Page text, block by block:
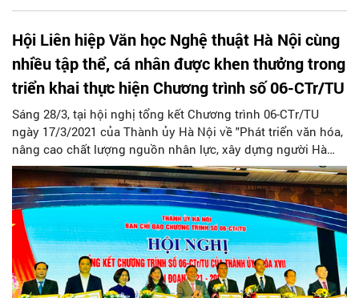
Hội Liên hiệp Văn học Nghệ thuật Hà Nội cùng
nhiều tập thể, cá nhân được khen thưởng trong
triển khai thực hiện Chương trình số 06-CTr/TU
Sáng 28/3, tại hội nghị tổng kết Chương trình 06-CTr/TU
ngày 17/3/2021 của Thành ủy Hà Nội về "Phát triển văn hóa,
nâng cao chất lượng nguồn nhân lực, xây dựng người Hà
Nội thanh lịch, văn minh giai đoạn 2021-2025", 60 tập thể và
cá nhân được khen thưởng có thành tích xuất sắc trong quá
trình triển khai thực hiện nhiệm vụ.